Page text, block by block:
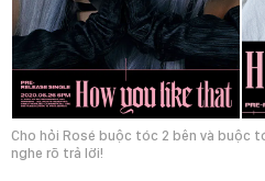
Cho hỏi Rosé buộc tóc 2 bên và buộc
nghe rõ trả lời!